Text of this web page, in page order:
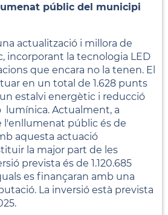
públic del municipi
actualització i millora de
incorporant la tecnologia LED
que encara no la tenen. El
en un total de 1.628 punts
estalvi energètic i reducció
lumínica. Actualment, a
l'enllumenat públic és de
aquesta actuació
la major part de les
prevista és de 1.120.685
es finançaran amb una
La inversió està prevista